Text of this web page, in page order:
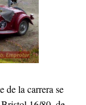
de la carrera se